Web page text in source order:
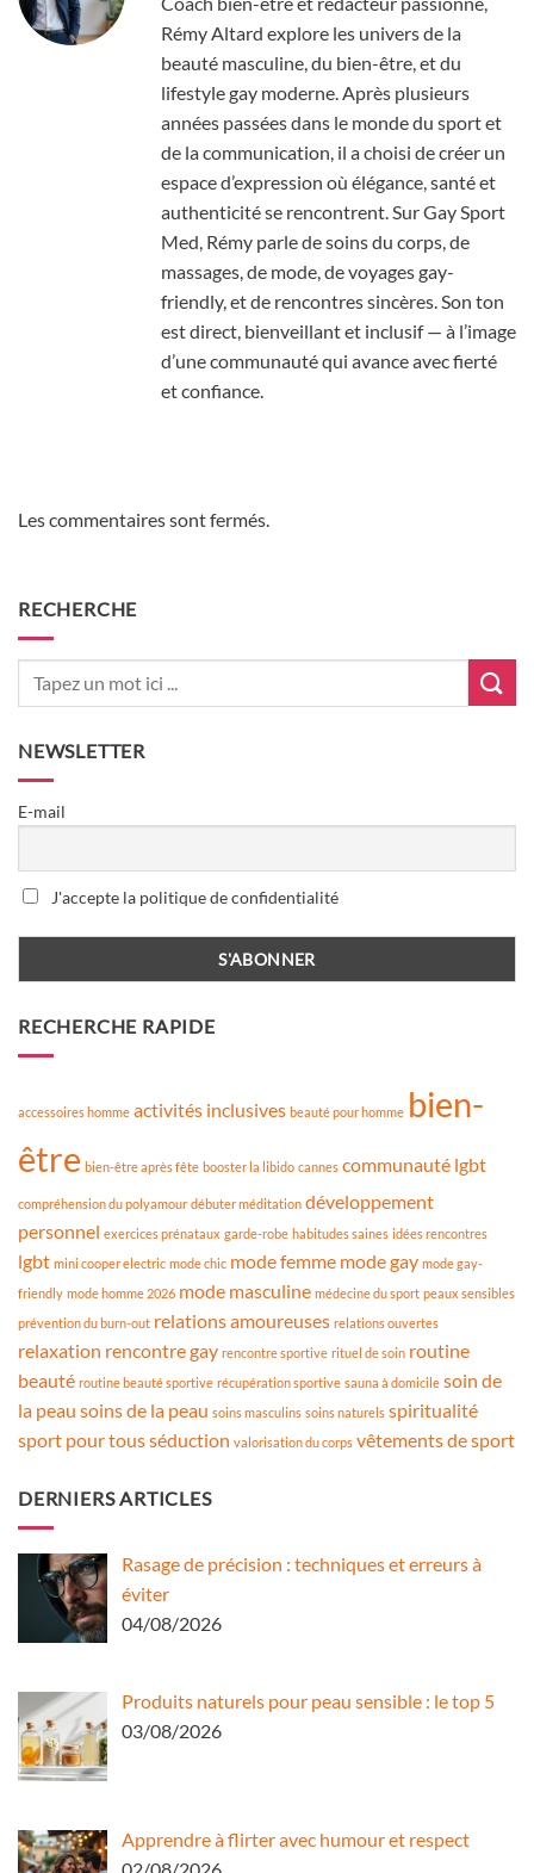
Rémy Altard explore les univers de la
beauté masculine, du bien-être, et du
lifestyle gay moderne. Après plusieurs
années passées dans le monde du sport et
de la communication, il a choisi de créer un
espace d’expression où élégance, santé et
authenticité se rencontrent. Sur Gay Sport
Med, Rémy parle de soins du corps, de
massages, de mode, de voyages gay-
friendly, et de rencontres sincères. Son ton
est direct, bienveillant et inclusif — à l’image
d’une communauté qui avance avec fierté
et confiance.
Les commentaires sont fermés.
RECHERCHE
NEWSLETTER
E-mail
J'accepte la politique de confidentialité
RECHERCHE RAPIDE
accessoires homme activités inclusives beauté pour homme bien-
être bien-être après fête booster la libido cannes communauté lgbt
compréhension du polyamour débuter méditation développement
personnel exercices prénataux garde-robe habitudes saines idées rencontres
lgbt mini cooper electric mode chic mode femme mode gay mode gay-
friendly mode homme 2026 mode masculine médecine du sport peaux sensibles
prévention du burn-out relations amoureuses relations ouvertes
relaxation rencontre gay rencontre sportive rituel de soin routine
beauté routine beauté sportive récupération sportive sauna à domicile soin de
la peau soins de la peau soins masculins soins naturels spiritualité
sport pour tousséduction valorisation du corps vêtements de sport
DERNIERS ARTICLES
Rasage de précision : techniques et erreurs à
éviter
04/08/2026
Produits naturels pour peau sensible : le top 5
03/08/2026
Apprendre à flirter avec humour et respect